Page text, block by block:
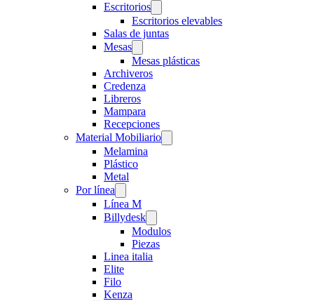
Escritorios
Escritorios elevables
Salas de juntas
Mesas
Mesas plásticas
Archiveros
Credenza
Libreros
Mampara
Recepciones
Material Mobiliario
Melamina
Plástico
Metal
Por línea
Línea M
Billydesk
Modulos
Piezas
Linea italia
Elite
Filo
Kenza